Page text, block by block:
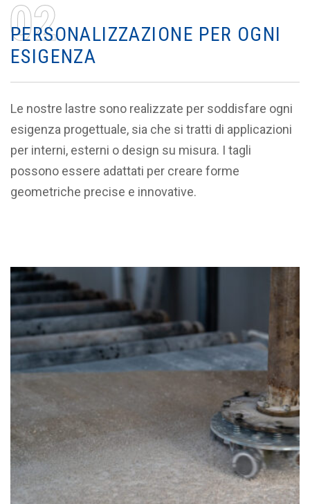
02
PERSONALIZZAZIONE PER OGNI
ESIGENZA
Le nostre lastre sono realizzate per soddisfare ogni
esigenza progettuale, sia che si tratti di applicazioni
per interni, esterni o design su misura. I tagli
possono essere adattati per creare forme
geometriche precise e innovative.